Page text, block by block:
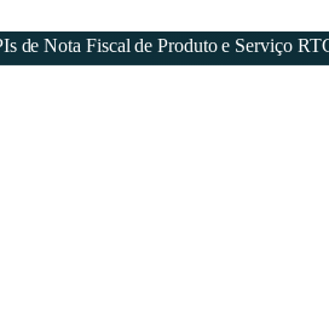
de Nota Fiscal de Produto e Serviço